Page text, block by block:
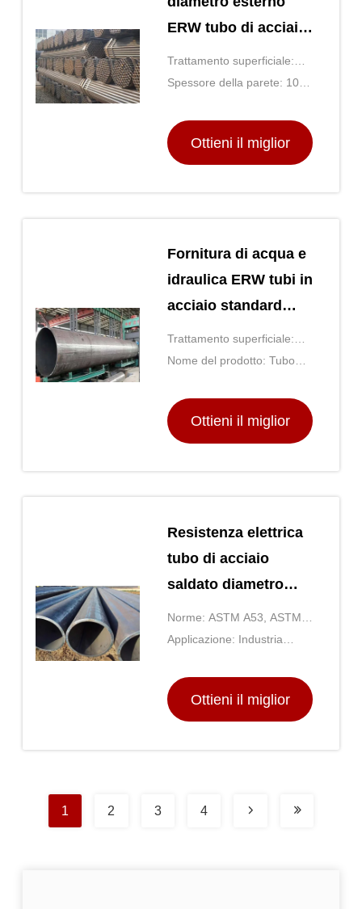
ERW tubo di acciaio
con certificato ISO
9001
Trattamento superficiale:
Verniciatura nera,
anticorrosione
Spessore della parete: 10,8
Ottieni il miglior
Fornitura di acqua e
idraulica ERW tubi in
acciaio standard
ASTM A53 OD
21,3mm-660mm
Trattamento superficiale:
Verniciatura nera,
anticorrosione
Nome del prodotto: Tubo
Ottieni il miglior
Resistenza elettrica
tubo di acciaio
saldato diametro
esterno da 21,3 mm
a 660 mm
Norme: ASTM A53, ASTM
A500, API 5L, EN10219,
Applicazione: Industria
approvvigionamento idrico e
idraulico, strutture e
Ottieni il miglior
1 2 3 4